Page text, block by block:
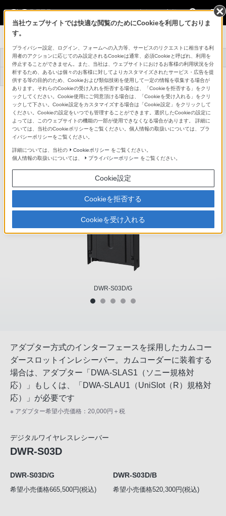
法人のお客様
プロオーディオ
トップ 商品一覧 アクセサリー 事例紹介
機器アップデート
ファームウェア
サポート・お問い合
わせ
デジタルワイヤレスレシーバー
DWR-S03D
詳細メニュー
DWR-S03D/G
アダプター方式のインターフェースを採用したカムコー
ダースロットインレシーバー。カムコーダーに装着する
場合は、アダプター「DWA-SLAS1（ソニー規格対
応）」もしくは、「DWA-SLAU1（UniSlot（R）規格対
応）」が必要です
※ アダプター希望小売価格：20,000円＋税
デジタルワイヤレスレシーバー
DWR-S03D
DWR-S03D/G
希望小売価格665,500円(税込)
DWR-S03D/B
希望小売価格520,300円(税込)
当社ウェブサイトでは快適な閲覧のためにCookieを利用しておりま
す。
プライバシー設定、ログイン、フォームへの入力等、サービスのリクエストに相当する利
用者のアクションに応じてのみ設定されるCookieは通常、必須Cookieと呼ばれ、利用を
停止することができません。また、当社は、ウェブサイトにおけるお客様の利用状況を分
析するため、あるいは個々のお客様に対してよりカスタマイズされたサービス・広告を提
供する等の目的のため、Cookieおよび類似技術を使用して一定の情報を収集する場合が
あります。それらのCookieの受け入れを拒否する場合は、「Cookieを拒否する」をクリ
ックしてください。Cookie使用にご同意頂ける場合は、「Cookieを受け入れる」をクリ
ックして下さい。Cookie設定をカスタマイズする場合は「Cookie設定」をクリックして
ください。Cookieの設定をいつでも管理することができます。選択したCookieの設定に
よっては、このウェブサイトの機能の一部が使用できなくなる場合があります。 詳細に
ついては、当社のCookieポリシーをご覧ください。個人情報の取扱いについては、プラ
イバシーポリシーをご覧ください。
詳細については、当社の Cookieポリシー をご覧ください。
個人情報の取扱いについては、
プライバシーポリシー をご覧ください。
Cookie設定
Cookieを拒否する
Cookieを受け入れる